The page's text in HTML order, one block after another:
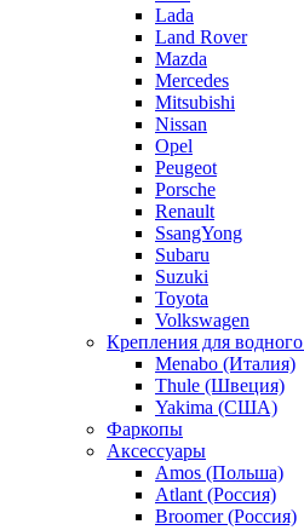
Lada
Land Rover
Mazda
Mercedes
Mitsubishi
Nissan
Opel
Peugeot
Porsche
Renault
SsangYong
Subaru
Suzuki
Toyota
Volkswagen
Крепления для
Menabo (Италия)
Thule (Швеция)
Yakima (США)
Фаркопы
Аксессуары
Amos (Польша)
Atlant (Россия)
Broomer (Россия)